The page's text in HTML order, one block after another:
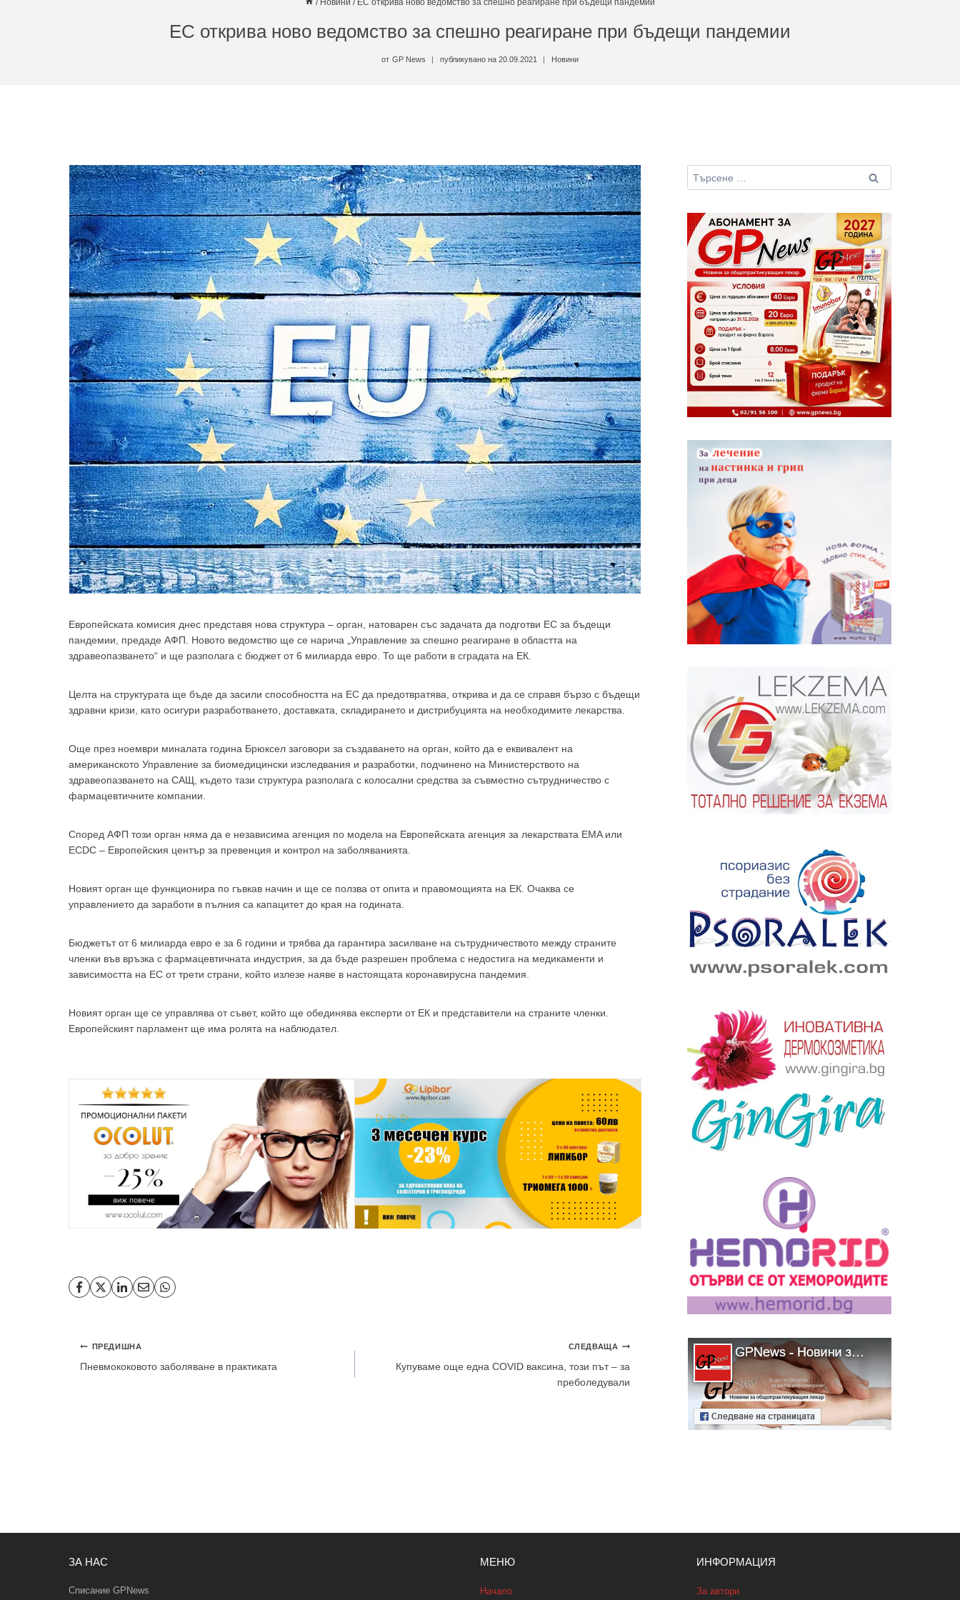
/ Новини / ЕС открива ново ведомство за спешно реагиране при бъдещи пандемии
ЕС открива ново ведомство за спешно реагиране при бъдещи пандемии
от GP News публикувано на 20.09.2021 Новини
Европейската комисия днес представя нова структура – орган, натоварен със задачата да подготви ЕС за бъдещи
пандемии, предаде АФП. Новото ведомство ще се нарича „Управление за спешно реагиране в областта на
здравеопазването“ и ще разполага с бюджет от 6 милиарда евро. То ще работи в сградата на ЕК.
Целта на структурата ще бъде да засили способността на ЕС да предотвратява, открива и да се справя бързо с бъдещи
здравни кризи, като осигури разработването, доставката, складирането и дистрибуцията на необходимите лекарства.
Още през ноември миналата година Брюксел заговори за създаването на орган, който да е еквивалент на
американското Управление за биомедицински изследвания и разработки, подчинено на Министерството на
здравеопазването на САЩ, където тази структура разполага с колосални средства за съвместно сътрудничество с
фармацевтичните компании.
Според АФП този орган няма да е независима агенция по модела на Европейската агенция за лекарствата ЕMA или
ECDC – Европейския център за превенция и контрол на заболяванията.
Новият орган ще функционира по гъвкав начин и ще се ползва от опита и правомощията на ЕК. Очаква се
управлението да заработи в пълния са капацитет до края на годината.
Бюджетът от 6 милиарда евро е за 6 години и трябва да гарантира засилване на сътрудничеството между страните
членки във връзка с фармацевтичната индустрия, за да бъде разрешен проблема с недостига на медикаменти и
зависимостта на ЕС от трети страни, който излезе наяве в настоящата коронавирусна пандемия.
Новият орган ще се управлява от съвет, който ще обединява експерти от ЕК и представители на страните членки.
Европейският парламент ще има ролята на наблюдател.
Навигация
ПРЕДИШНА
Пневмококовото заболяване в практиката
СЛЕДВАЩА
Купуваме още една COVID ваксина, този път – за
преболедували
Търсене
за:
ЗА НАС
Списание GPNews
МЕНЮ
Начало
ИНФОРМАЦИЯ
За автори
GPNews